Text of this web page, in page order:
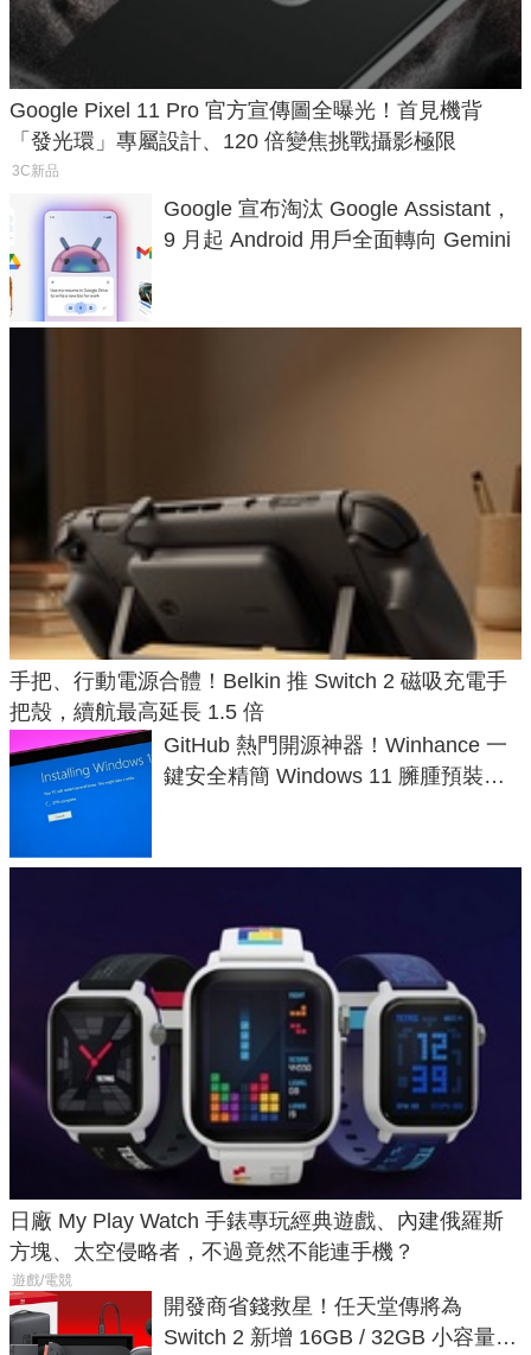
Google Pixel 11 Pro 官方宣傳圖全曝光！首見機背
「發光環」專屬設計、120 倍變焦挑戰攝影極限
3C新品
Google 宣布淘汰 Google Assistant，
9 月起 Android 用戶全面轉向 Gemini
手把、行動電源合體！Belkin 推 Switch 2 磁吸充電手
把殼，續航最高延長 1.5 倍
GitHub 熱門開源神器！Winhance 一
鍵安全精簡 Windows 11 臃腫預裝軟
日廠 My Play Watch 手錶專玩經典遊戲、內建俄羅斯
方塊、太空侵略者，不過竟然不能連手機？
遊戲/電競
開發商省錢救星！任天堂傳將為
Switch 2 新增 16GB / 32GB 小容量遊